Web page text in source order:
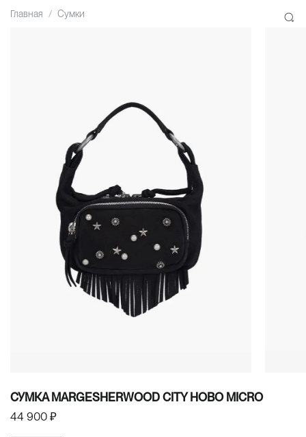
Главная Сумки
СУМКА MARGESHERWOOD CITY HOBO MICRO
44 900 ₽